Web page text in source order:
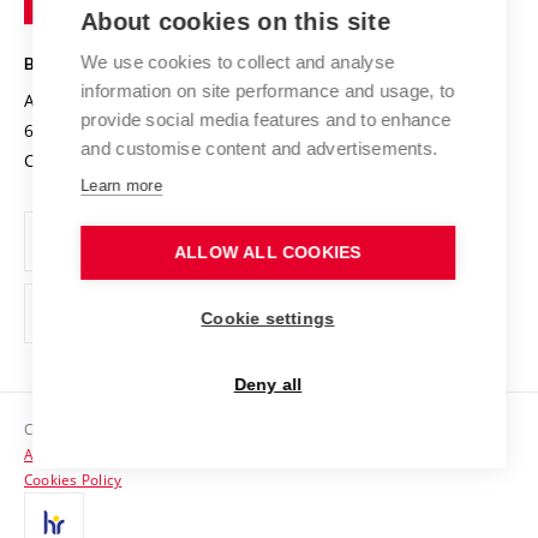
Projects
Projects from Structural Funds
Specific University Research
Safe University
Organization Structure
Official notice board
Personal Data Protection
Support and development of employees and students
Contacts
Media
Technology
BRNO UNIVERSITY OF TECHNOLOGY
Antonínská 548/1
602 00 Brno
Czech Republic
www.vut.cz
vut@vutbr.cz
Copyright © 2026 VUT
Accessibility Statement
Cookies Policy
About cookies on this site
We use cookies to collect and analyse
information on site performance and usage, to
provide social media features and to enhance
and customise content and advertisements.
Learn more
ALLOW ALL COOKIES
Cookie settings
Deny all